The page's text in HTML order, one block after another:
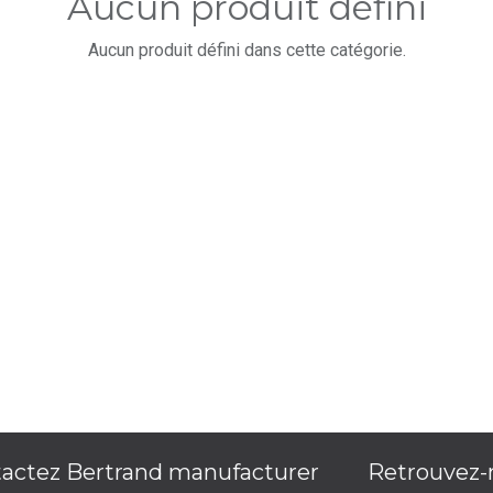
Aucun produit défini dans cette catégorie.
Bertrand manufacturer Retrouvez-